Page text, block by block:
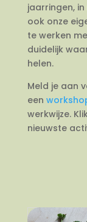
jaarringen,
ook onze
te werken
duidelijk
helen.
Meld je aan
een
werkwijze.
nieuwste